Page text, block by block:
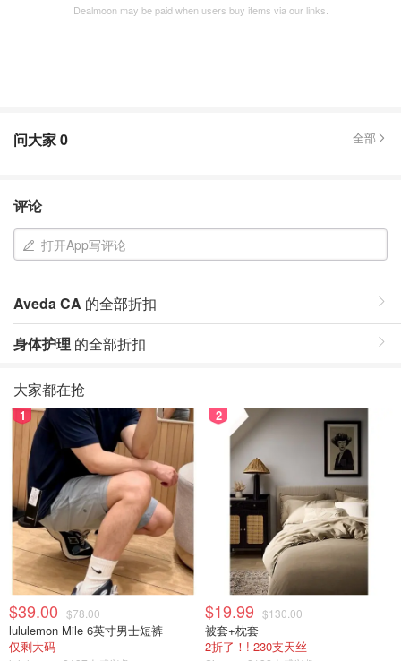
Dealmoon may be paid when users buy items via our links.
问大家0 全部
评论
打开App写评论
Aveda CA 的全部折扣
身体护理 的全部折扣
大家都在抢
1
$39.00 $78.00
lululemon Mile 6英寸男士短裤
仅剩大码
2
$19.99 $130.00
被套+枕套
2折了！! 230支天丝